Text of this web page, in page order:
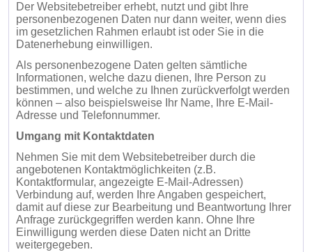
Der Websitebetreiber erhebt, nutzt und gibt Ihre
personenbezogenen Daten nur dann weiter, wenn dies
im gesetzlichen Rahmen erlaubt ist oder Sie in die
Datenerhebung einwilligen.
Als personenbezogene Daten gelten sämtliche
Informationen, welche dazu dienen, Ihre Person zu
bestimmen, und welche zu Ihnen zurückverfolgt werden
können – also beispielsweise Ihr Name, Ihre E-Mail-
Adresse und Telefonnummer.
Umgang mit Kontaktdaten
Nehmen Sie mit dem Websitebetreiber durch die
angebotenen Kontaktmöglichkeiten (z.B.
Kontaktformular, angezeigte E-Mail-Adressen)
Verbindung auf, werden Ihre Angaben gespeichert,
damit auf diese zur Bearbeitung und Beantwortung Ihrer
Anfrage zurückgegriffen werden kann. Ohne Ihre
Einwilligung werden diese Daten nicht an Dritte
weitergegeben.